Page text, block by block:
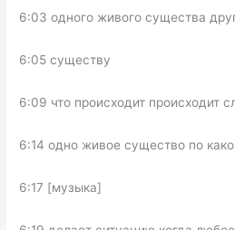
6:03 одного живого существа
6:05 существу
6:09 что происходит происходит
6:14 одно живое существо по
6:17 [музыка]